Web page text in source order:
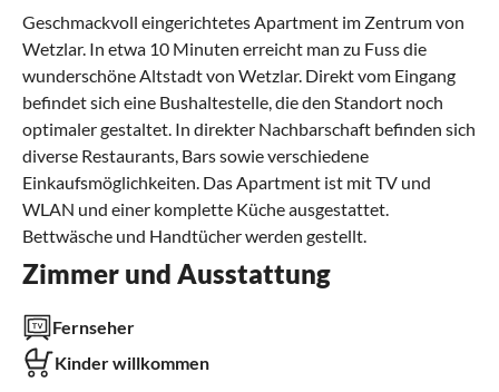
Geschmackvoll eingerichtetes Apartment im Zentrum von
Wetzlar. In etwa 10 Minuten erreicht man zu Fuss die
wunderschöne Altstadt von Wetzlar. Direkt vom Eingang
befindet sich eine Bushaltestelle, die den Standort noch
optimaler gestaltet. In direkter Nachbarschaft befinden sich
diverse Restaurants, Bars sowie verschiedene
Einkaufsmöglichkeiten. Das Apartment ist mit TV und
WLAN und einer komplette Küche ausgestattet.
Bettwäsche und Handtücher werden gestellt.
Zimmer und Ausstattung
Fernseher
Kinder willkommen